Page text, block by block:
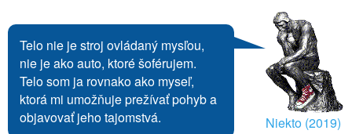
Telo nie je stroj ovládaný mysľou,
nie je ako auto, ktoré šoférujem.
Telo som ja rovnako ako myseľ,
ktorá mi umožňuje prežívať pohyb a
objavovať jeho tajomstvá.
Niekto (2019)